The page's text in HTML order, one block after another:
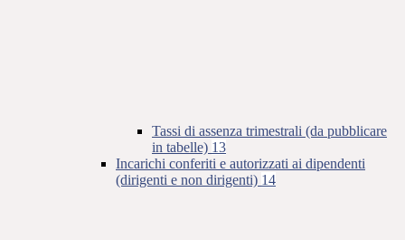
Tassi di assenza trimestrali (da pubblicare
in tabelle) 13
Incarichi conferiti e autorizzati ai dipendenti
(dirigenti e non dirigenti) 14